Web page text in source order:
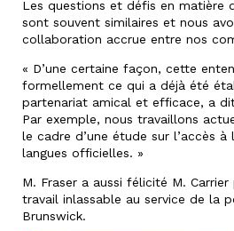
Les questions et défis en matière
sont souvent similaires et nous
collaboration accrue entre nos
« D’une certaine façon, cette
formellement ce qui a déjà été
partenariat amical et efficace, a
Par exemple, nous travaillons
le cadre d’une étude sur l’accès
langues officielles. »
M. Fraser a aussi félicité M.
travail inlassable au service de la
Brunswick.